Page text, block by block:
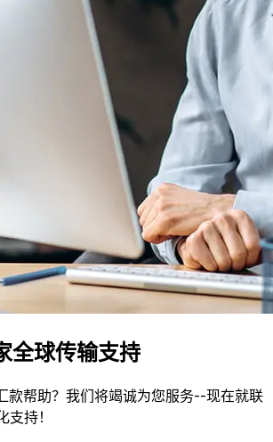
全球传输支持
款帮助？我们将竭诚为您服务--现在就联
持！